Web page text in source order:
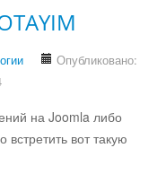
Опубликовано:
на Joomla либо
встретить вот такую